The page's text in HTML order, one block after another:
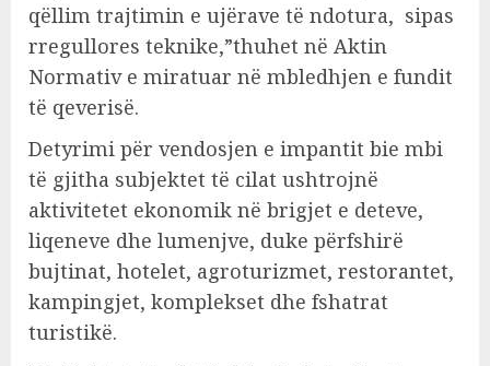
qëllim trajtimin e ujërave të ndotura, sipas
rregullores teknike,”thuhet në Aktin
Normativ e miratuar në mbledhjen e fundit
të qeverisë.
Detyrimi për vendosjen e impantit bie mbi
të gjitha subjektet të cilat ushtrojnë
aktivitetet ekonomik në brigjet e deteve,
liqeneve dhe lumenjve, duke përfshirë
bujtinat, hotelet, agroturizmet, restorantet,
kampingjet, komplekset dhe fshatrat
turistikë.